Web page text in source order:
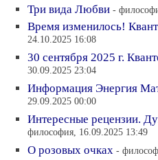
Три вида Любви -
Время изменилось!
24.10.2025 16:08
30 сентября 2025 г.
30.09.2025 23:04
Информация Энергия
29.09.2025 00:00
Интересные рецензии.
философия, 16.09.2025 13:49
О розовых очках -